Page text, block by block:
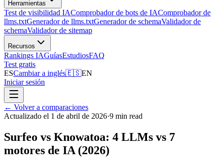
Herramientas
Test de visibilidad IAComprobador de bots de IAComprobador de
llms.txtGenerador de llms.txtGenerador de schemaValidador de
schemaValidador de sitemap
Recursos
Rankings IAGuíasEstudiosFAQ
Test gratis
ESCambiar a inglés🇪🇸EN
Iniciar sesión
← Volver a comparaciones
Actualizado el 1 de abril de 2026·9 min read
Surfeo vs Knowatoa: 4 LLMs vs 7
motores de IA (2026)